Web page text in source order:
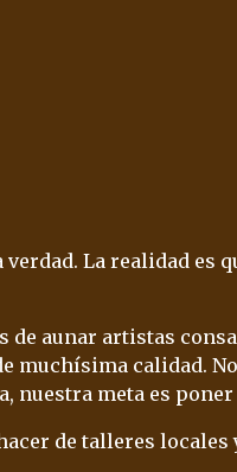
La realidad es
de aunar artistas
muchísima calidad.
nuestra meta es poner
de talleres locales